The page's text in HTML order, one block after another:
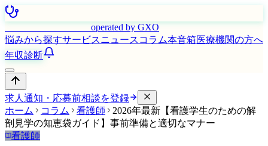
operated by GXO
悩みから探すサービスニュース コラム本音箱医療機関の方へ
年収診断
求人通知・応募前相談を登録
ホーム
コラム 看護師
2026年最新【看護学生のための解
剖見学の知恵袋ガイド】事前準備と適切なマナー
看護師